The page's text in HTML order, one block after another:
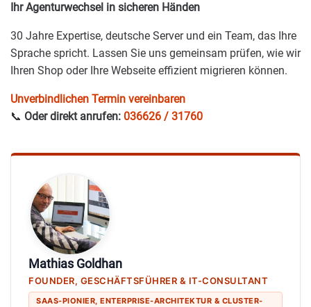
Ihr Agenturwechsel in sicheren Händen
30 Jahre Expertise, deutsche Server und ein Team, das Ihre
Sprache spricht. Lassen Sie uns gemeinsam prüfen, wie wir
Ihren Shop oder Ihre Webseite effizient migrieren können.
Unverbindlichen Termin vereinbaren
📞 Oder direkt anrufen: 036626 / 31760
Mathias Goldhan
FOUNDER, GESCHÄFTSFÜHRER & IT-CONSULTANT
SAAS-PIONIER, ENTERPRISE-ARCHITEKTUR & CLUSTER-